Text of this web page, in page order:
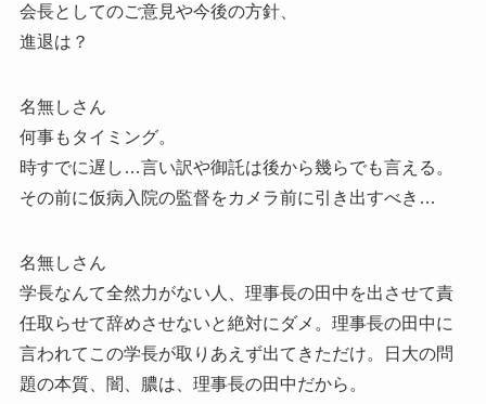
会長としてのご意見や今後の方針、
進退は？
名無しさん
何事もタイミング。
時すでに遅し…言い訳や御託は後から幾らでも言える。
その前に仮病入院の監督をカメラ前に引き出すべき…
名無しさん
学長なんて全然力がない人、理事長の田中を出させて責
任取らせて辞めさせないと絶対にダメ。理事長の田中に
言われてこの学長が取りあえず出てきただけ。日大の問
題の本質、闇、膿は、理事長の田中だから。